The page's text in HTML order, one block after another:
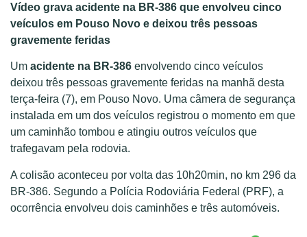
Vídeo grava acidente na BR-386 que envolveu cinco
veículos em Pouso Novo e deixou três pessoas
gravemente feridas
Um acidente na BR-386 envolvendo cinco veículos
deixou três pessoas gravemente feridas na manhã desta
terça-feira (7), em Pouso Novo. Uma câmera de segurança
instalada em um dos veículos registrou o momento em que
um caminhão tombou e atingiu outros veículos que
trafegavam pela rodovia.
A colisão aconteceu por volta das 10h20min, no km 296 da
BR-386. Segundo a Polícia Rodoviária Federal (PRF), a
ocorrência envolveu dois caminhões e três automóveis.